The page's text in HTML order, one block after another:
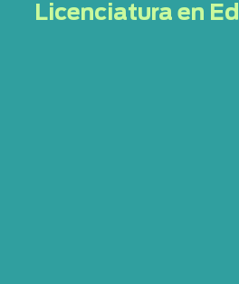
Licenciatura en